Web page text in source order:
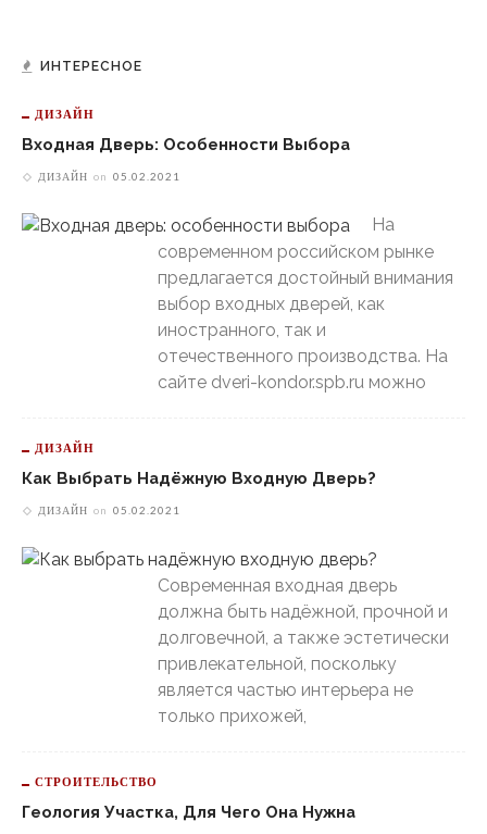
ИНТЕРЕСНОЕ
ДИЗАЙН
Входная Дверь: Особенности Выбора
ДИЗАЙН on 05.02.2021
На
современном российском рынке
предлагается достойный внимания
выбор входных дверей, как
иностранного, так и
отечественного производства. На
сайте dveri-kondor.spb.ru можно
ДИЗАЙН
Как Выбрать Надёжную Входную Дверь?
ДИЗАЙН on 05.02.2021
Современная входная дверь
должна быть надёжной, прочной и
долговечной, а также эстетически
привлекательной, поскольку
является частью интерьера не
только прихожей,
СТРОИТЕЛЬСТВО
Геология Участка, Для Чего Она Нужна